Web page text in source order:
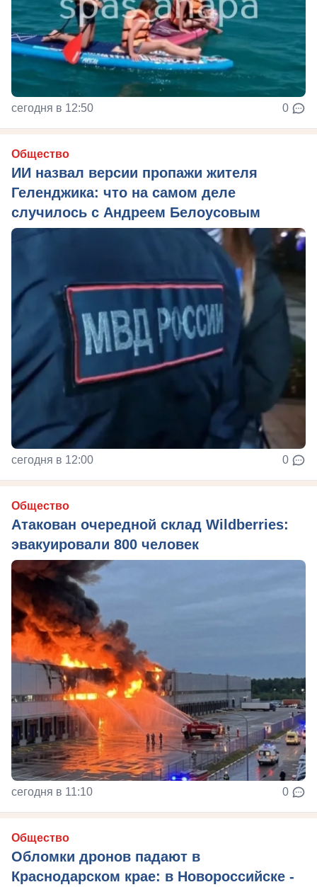
сегодня в 12:50 0
Общество
ИИ назвал версии пропажи жителя
Геленджика: что на самом деле
случилось с Андреем Белоусовым
сегодня в 12:00 0
Общество
Атакован очередной склад Wildberries:
эвакуировали 800 человек
сегодня в 11:10 0
Общество
Обломки дронов падают в
Краснодарском крае: в Новороссийске -